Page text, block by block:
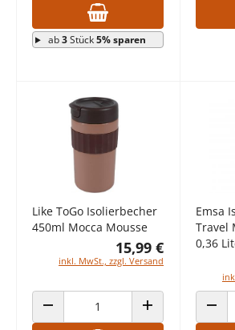
ab3Stück5% sparen
Like ToGo Isolierbecher
450ml Mocca Mousse
15,99 €
inkl. MwSt., zzgl. Versand
ANZAHL VERRINGERN ANZAHL ERHÖHEN
Emsa
Travel
0,36